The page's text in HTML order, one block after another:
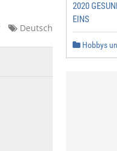
Deutsch
2020
EINS
Hobbys